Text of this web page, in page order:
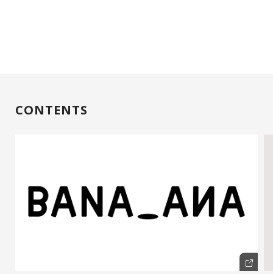
CONTENTS